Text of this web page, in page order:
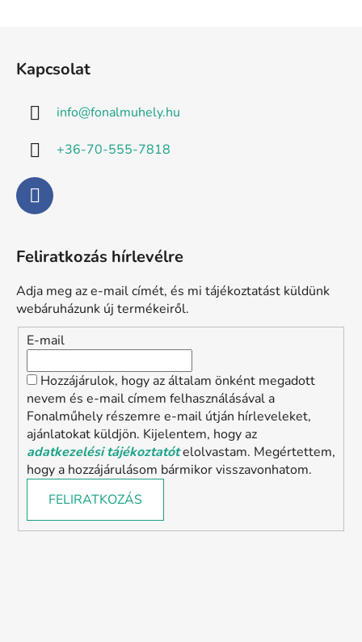
Kapcsolat
info@fonalmuhely.hu
+36-70-555-7818
Feliratkozás hírlevélre
Adja meg az e-mail címét, és mi tájékoztatást küldünk
webáruházunk új termékeiről.
E-mail
Hozzájárulok, hogy az általam önként megadott
nevem és e-mail címem felhasználásával a
Fonalműhely részemre e-mail útján hírleveleket,
ajánlatokat küldjön. Kijelentem, hogy az
adatkezelési tájékoztatótelolvastam. Megértettem,
hogy a hozzájárulásom bármikor visszavonhatom.
FELIRATKOZÁS